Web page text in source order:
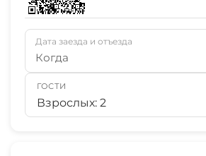
Дата заезда и отъезда
Когда
ГОСТИ
Взрослых: 2